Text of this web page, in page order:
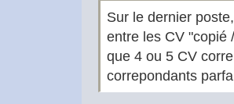
Sur le dernier
entre les CV "copié
que 4 ou 5 CV
correpondants